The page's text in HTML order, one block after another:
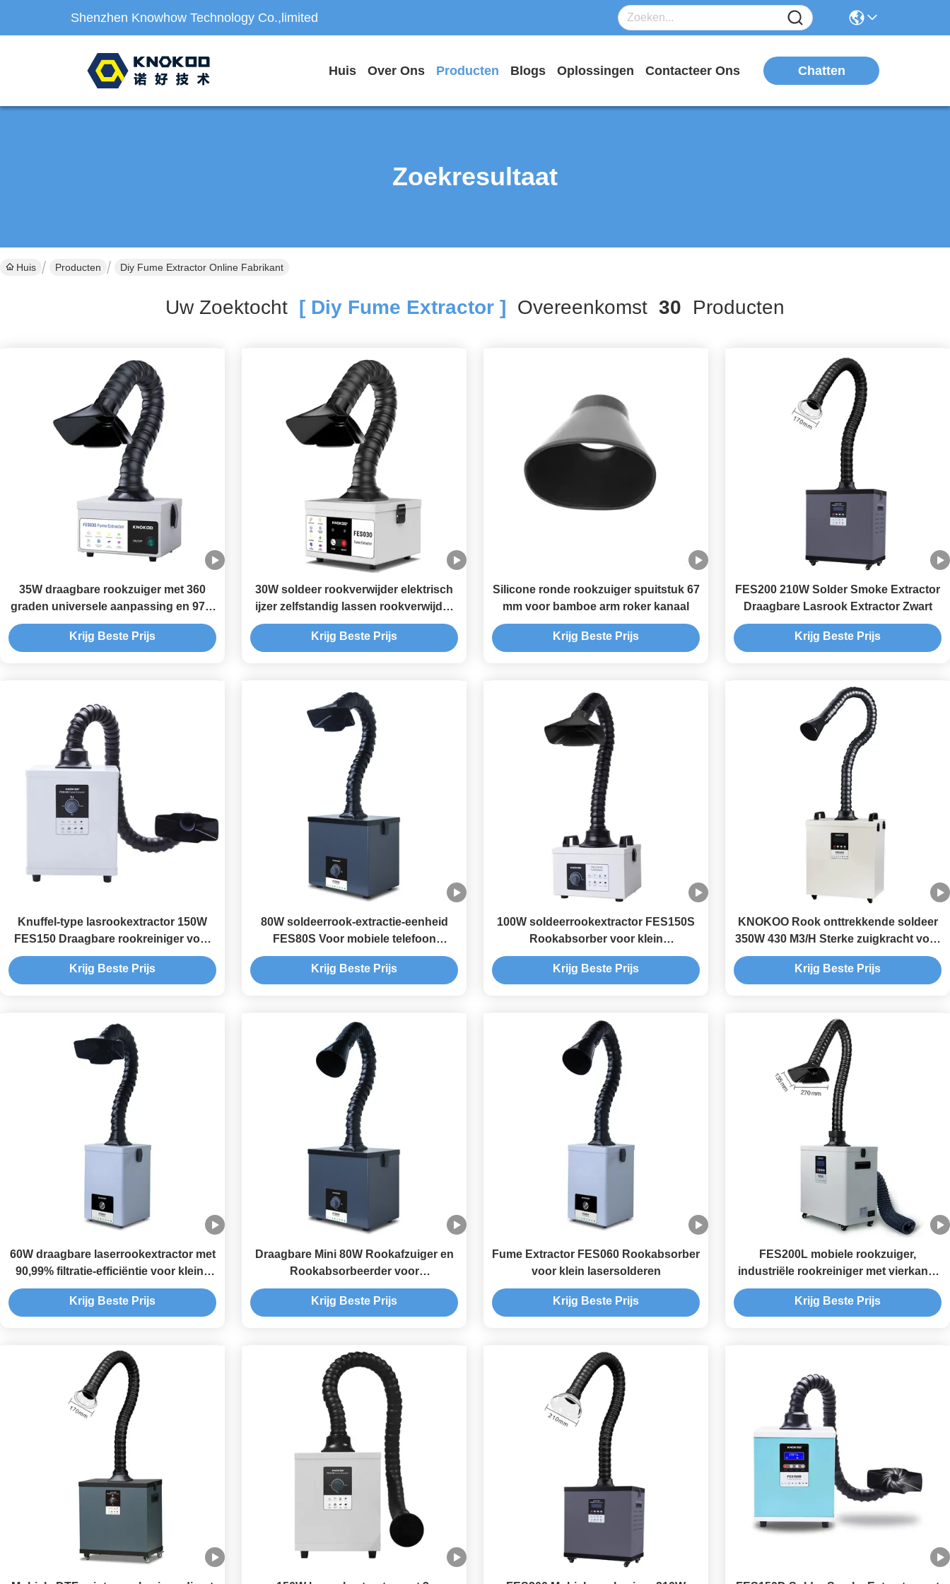
Shenzhen Knowhow Technology Co.,limited
Huis Over Ons Producten Blogs Oplossingen Contacteer Ons Chatten
Zoekresultaat
Huis Producten Diy Fume Extractor Online Fabrikant
Uw Zoektocht [ Diy Fume Extractor ] Overeenkomst 30 Producten
35W draagbare rookzuiger met 360
graden universele aanpassing en 97%
filterefficiëntie voor zelfstandig lassen
Krijg Beste Prijs
30W soldeer rookverwijder elektrisch
ijzer zelfstandig lassen rookverwijder
FES030
Krijg Beste Prijs
Silicone ronde rookzuiger spuitstuk 67
mm voor bamboe arm roker kanaal
Krijg Beste Prijs
FES200 210W Solder Smoke Extractor
Draagbare Lasrook Extractor Zwart
Krijg Beste Prijs
Knuffel-type lasrookextractor 150W
FES150 Draagbare rookreiniger voor
DTF-printer
Krijg Beste Prijs
80W soldeerrook-extractie-eenheid
FES80S Voor mobiele telefoon
reparatie zijde-scherm print
Krijg Beste Prijs
100W soldeerrookextractor FES150S
Rookabsorber voor klein
laserdrukgraveren zelfstandig lassen
Krijg Beste Prijs
KNOKOO Rook onttrekkende soldeer
350W 430 M3/H Sterke zuigkracht voor
lasergraver
Krijg Beste Prijs
60W draagbare laserrookextractor met
90,99% filtratie-efficiëntie voor kleine
lasertoepassingen
Krijg Beste Prijs
Draagbare Mini 80W Rookafzuiger en
Rookabsorbeerder voor
Lasergraveren en Soldeerwerk
Krijg Beste Prijs
Fume Extractor FES060 Rookabsorber
voor klein lasersolderen
Krijg Beste Prijs
FES200L mobiele rookzuiger,
industriële rookreiniger met vierkante
siliconen hoes
Krijg Beste Prijs